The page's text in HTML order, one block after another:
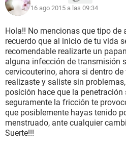
16 ago 2015 a las 09:34
Hola!! No mencionas que tipo de
recuerdo que al inicio de tu vida
recomendable realizarte un
alguna infección de transmisión
cervicouterino, ahora si dentro
realizaste y saliste sin
posición hace que la
seguramente la fricción te
que posiblemente hayas tenido
menstruado, ante cualquier
Suerte!!!